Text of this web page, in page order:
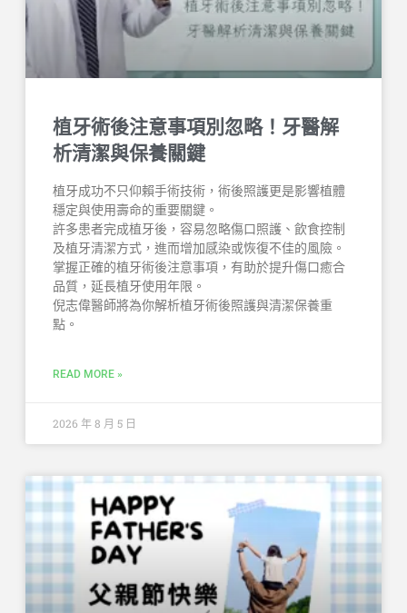
植牙術後注意事項別忽略！牙醫解
析清潔與保養關鍵
植牙成功不只仰賴手術技術，術後照護更是影響植體
穩定與使用壽命的重要關鍵。
許多患者完成植牙後，容易忽略傷口照護、飲食控制
及植牙清潔方式，進而增加感染或恢復不佳的風險。
掌握正確的植牙術後注意事項，有助於提升傷口癒合
品質，延長植牙使用年限。
倪志偉醫師將為你解析植牙術後照護與清潔保養重
點。
READ MORE »
2026 年 8 月 5 日